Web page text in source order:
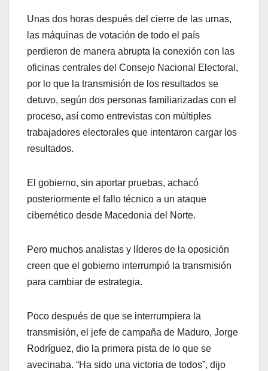
Unas dos horas después del cierre de las urnas,
las máquinas de votación de todo el país
perdieron de manera abrupta la conexión con las
oficinas centrales del Consejo Nacional Electoral,
por lo que la transmisión de los resultados se
detuvo, según dos personas familiarizadas con el
proceso, así como entrevistas con múltiples
trabajadores electorales que intentaron cargar los
resultados.
El gobierno, sin aportar pruebas, achacó
posteriormente el fallo técnico a un ataque
cibernético desde Macedonia del Norte.
Pero muchos analistas y líderes de la oposición
creen que el gobierno interrumpió la transmisión
para cambiar de estrategia.
Poco después de que se interrumpiera la
transmisión, el jefe de campaña de Maduro, Jorge
Rodríguez, dio la primera pista de lo que se
avecinaba. “Ha sido una victoria de todos”, dijo